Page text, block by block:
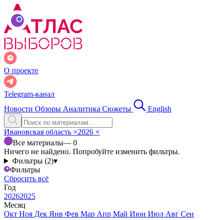
О проекте
Telegram-канал
Новости Обзоры Аналитика Сюжеты English
Ивановская область ×2026 ×
Все материалы— 0
Ничего не найдено. Попробуйте изменить фильтры.
Фильтры (2)▾
Фильтры
Сбросить всё
Год
20262025
Месяц
Окт Ноя Дек Янв Фев Мар Апр Май Июн Июл Авг Сен